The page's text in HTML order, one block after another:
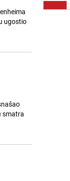
ugostio
smatra
7